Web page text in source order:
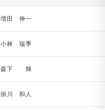
増田 伸一
小林 瑞季
森下 輝
掛川 和人